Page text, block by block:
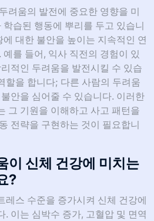
려움의 발전에 중요한 영향을 미
습된 행동에 뿌리를 두고 있습니
대한 불안을 높이는 지속적인 연
를 들어, 익사 직전의 경험이 있
적인 두려움을 발전시킬 수 있습
할을 합니다; 다른 사람의 두려움
안을 심어줄 수 있습니다. 이러한
그 기원을 이해하고 사고 패턴을
전략을 구현하는 것이 필요합니
이 신체 건강에 미치는
?
레스 수준을 증가시켜 신체 건강에
. 이는 심박수 증가, 고혈압 및 면역